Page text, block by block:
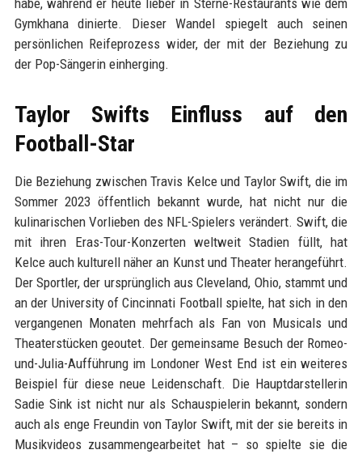
habe, während er heute lieber in Sterne-Restaurants wie dem
Gymkhana dinierte. Dieser Wandel spiegelt auch seinen
persönlichen Reifeprozess wider, der mit der Beziehung zu
der Pop-Sängerin einherging.
Taylor Swifts Einfluss auf den
Football-Star
Die Beziehung zwischen Travis Kelce und Taylor Swift, die im
Sommer 2023 öffentlich bekannt wurde, hat nicht nur die
kulinarischen Vorlieben des NFL-Spielers verändert. Swift, die
mit ihren Eras-Tour-Konzerten weltweit Stadien füllt, hat
Kelce auch kulturell näher an Kunst und Theater herangeführt.
Der Sportler, der ursprünglich aus Cleveland, Ohio, stammt und
an der University of Cincinnati Football spielte, hat sich in den
vergangenen Monaten mehrfach als Fan von Musicals und
Theaterstücken geoutet. Der gemeinsame Besuch der Romeo-
und-Julia-Aufführung im Londoner West End ist ein weiteres
Beispiel für diese neue Leidenschaft. Die Hauptdarstellerin
Sadie Sink ist nicht nur als Schauspielerin bekannt, sondern
auch als enge Freundin von Taylor Swift, mit der sie bereits in
Musikvideos zusammengearbeitet hat – so spielte sie die